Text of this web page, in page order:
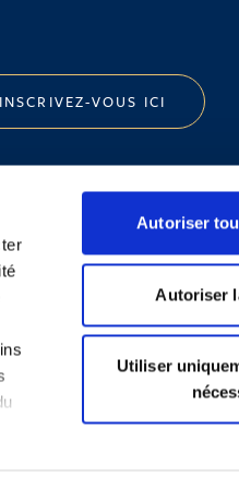
Autoriser
Autoriser
Utiliser
INSCRIVEZ-VOUS ICI
Réglementaires